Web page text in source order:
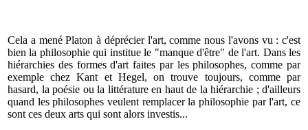
Cela a mené Platon à déprécier l'art, comme nous l'avons vu : c'est
bien la philosophie qui institue le "manque d'être" de l'art. Dans les
hiérarchies des formes d'art faites par les philosophes, comme par
exemple chez Kant et Hegel, on trouve toujours, comme par
hasard, la poésie ou la littérature en haut de la hiérarchie ; d'ailleurs
quand les philosophes veulent remplacer la philosophie par l'art, ce
sont ces deux arts qui sont alors investis...